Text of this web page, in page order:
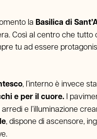
la Basilica di
Così al centro che tutto
tu ad essere
, l’interno è invece
e per il cuore. I
e l’illuminazione
, dispone di ascensore,